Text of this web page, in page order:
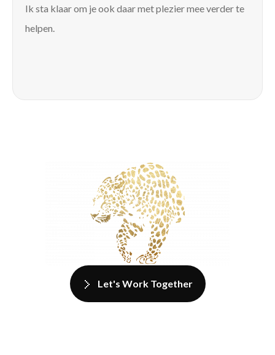
Ik sta klaar om je ook daar met plezier mee verder te
helpen.
Let's Work Together